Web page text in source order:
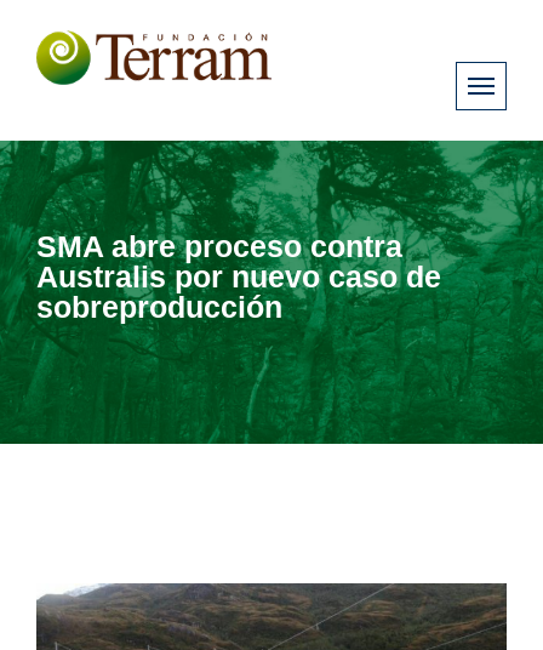
SMA abre proceso contra
Australis por nuevo caso de
sobreproducción